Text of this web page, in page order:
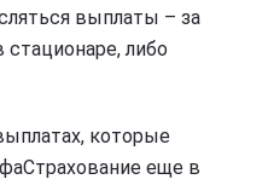
выплаты – за
либо
которые
еще в